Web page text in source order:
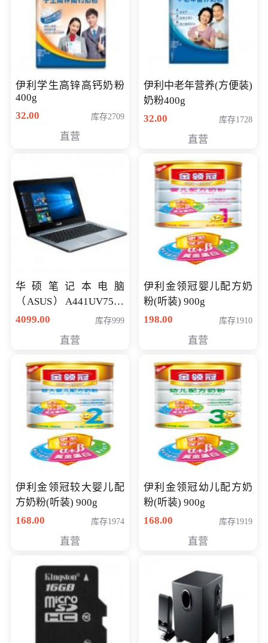
伊利学生高锌高钙奶粉
400g
32.00
库存2709
直营
伊利中老年营养(方便装)
奶粉400g
32.00
库存1728
直营
华硕笔记本电脑
（ASUS）A441UV7500
顽石（7代i7-7500U 4G
4099.00 库存999
直营
伊利金领冠婴儿配方奶
粉(听装) 900g
198.00
库存1910
直营
伊利金领冠较大婴儿配
方奶粉(听装) 900g
168.00
库存1974
直营
伊利金领冠幼儿配方奶
粉(听装) 900g
168.00
库存1919
直营